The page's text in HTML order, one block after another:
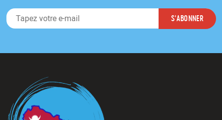
E
-
m
i
S'ABONNER